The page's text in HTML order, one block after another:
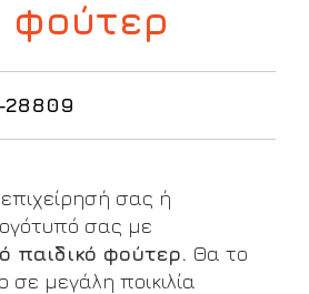
φούτερ
28809
σας ή
σας με
παιδικό φούτερ. Θα το
σε μεγάλη ποικιλία